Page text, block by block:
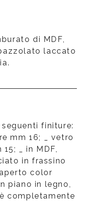
di MDF,
laccato
finiture:
mm 16; _ vetro
_ in MDF,
in frassino
color
piano in legno,
completamente